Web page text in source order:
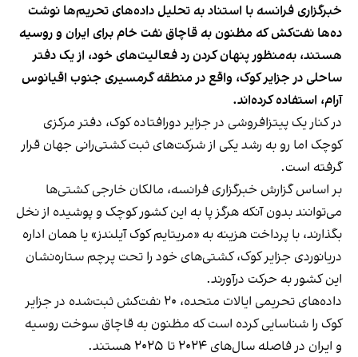
خبرگزاری فرانسه با استناد به تحلیل داده‌های تحریم‌ها نوشت
ده‌ها نفت‌کش که مظنون به قاچاق نفت خام برای ایران و روسیه
هستند، به‌منظور پنهان کردن رد فعالیت‌های خود، از یک دفتر
ساحلی در جزایر کوک، واقع در منطقه گرمسیری جنوب اقیانوس
آرام، استفاده کرده‌اند.
در کنار یک پیتزا‌فروشی در جزایر دورافتاده کوک، دفتر مرکزی
کوچک اما رو‌ به‌ رشد یکی از شرکت‌های ثبت کشتی‌رانی جهان قرار
گرفته است.
بر اساس گزارش خبرگزاری فرانسه، مالکان خارجی کشتی‌ها
می‌توانند بدون آنکه هرگز پا به این کشور کوچک و پوشیده از نخل
بگذارند، با پرداخت هزینه به «مریتایم کوک آیلندز» یا همان اداره
دریانوردی جزایر کوک، کشتی‌های خود را تحت پرچم ستاره‌نشان
این کشور به حرکت درآورند.
داده‌های تحریمی ایالات متحده، ۲۰ نفت‌کش ثبت‌شده در جزایر
کوک را شناسایی کرده است که مظنون به قاچاق سوخت روسیه
و ایران در فاصله سال‌های ۲۰۲۴ تا ۲۰۲۵ هستند.